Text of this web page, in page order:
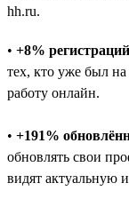
hh.ru.
• +8%
тех, кто уже был
работу онлайн.
• +191%
обновлять свои
видят актуальную